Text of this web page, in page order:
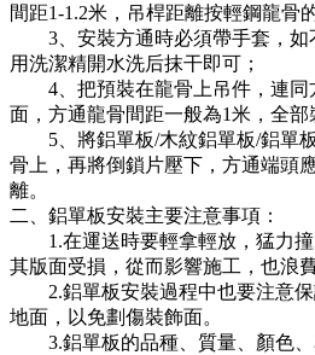
間距1-1.2米，吊桿距離按輕鋼龍骨
3、安裝方通時必須帶手套，如
用洗潔精開水洗后抹干即可；
4、把預裝在龍骨上吊件，連同
面，方通龍骨間距一般為1米，全部
5、將鋁單板/木紋鋁單板/鋁單板
骨上，再將倒鎖片壓下，方通端頭
離。
二、鋁單板安裝主要注意事項：
1.在運送時要輕拿輕放，猛力撞
其版面受損，從而影響施工，也浪費
2.鋁單板安裝過程中也要注意保
地面，以免劃傷裝飾面。
3.鋁單板的品種、質量、顏色、